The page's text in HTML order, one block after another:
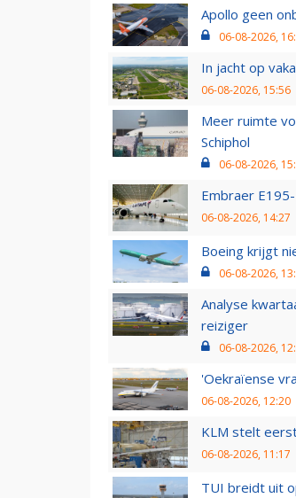
Apollo geen
06-08-2026,
In jacht op
06-08-2026, 15:56
Meer ruimte
Schiphol
06-08-2026,
Embraer
06-08-2026, 14:27
Boeing krijgt
06-08-2026,
Analyse
reiziger
06-08-2026,
'Oekraïense
06-08-2026, 12:20
KLM stelt
06-08-2026, 11:17
TUI breidt uit